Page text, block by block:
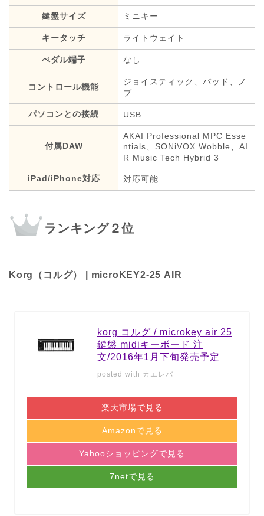
鍵盤サイズ ミニキー
キータッチ ライトウェイト
ぺダル端子 なし
コントロール機能
ジョイスティック、パッド、ノ
ブ
パソコンとの接続 USB
付属DAW
AKAI Professional MPC Esse
ntials、SONiVOX Wobble、AI
R Music Tech Hybrid 3
iPad/iPhone対応 対応可能
ランキング２位
Korg（コルグ） | microKEY2-25 AIR
korg コルグ / microkey air 25
鍵盤 midiキーボード 注
文/2016年1月下旬発売予定
posted with カエレバ
楽天市場で見る
Amazonで見る
Yahooショッピングで見る
7netで見る